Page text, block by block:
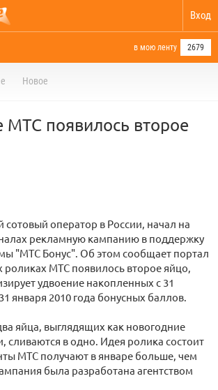
Вход
в мою ленту 2679
Новое
МТС появилось второе
оператор в России, начал на
рекламную кампанию в поддержку
"МТС Бонус". Об этом сообщает портал
МТС появилось второе яйцо,
удвоение накопленных с 31
января 2010 года бонусных баллов.
яйца, выглядящих как новогодние
сливаются в одно. Идея ролика состоит
МТС получают в январе больше, чем
была разработана агентством